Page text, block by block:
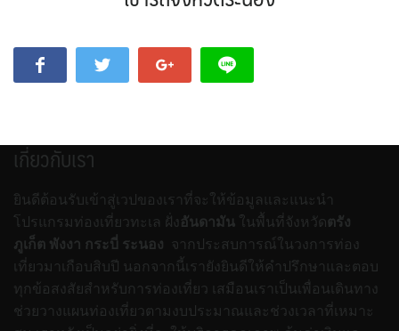
เกี่ยวกับเรา
ยินดีต้อนรับเข้าสู่เวปของเราที่จะให้ข้อมูลและแนะนำ
โปรแกรมท่องเที่ยวทะเล ฝั่ง อันดามัน ในพื้นที่จังหวัดตรัง
ภูเก็ต พังงา กระบี่ ระนอง
จากประสบการณ์ในวงการท่อง
เที่ยวมาเกือบสิบปี นอกจากนี้เรายังยินดีให้คำปรึกษาและตอบ
ทุกข้อสงสัยสำหรับการท่องเที่ยว เสมือนเราเป็นเพื่อนเดินทาง
ช่วยวางแผนท่องเที่ยวตามงบประมาณและช่วงเวลาที่เหมาะ